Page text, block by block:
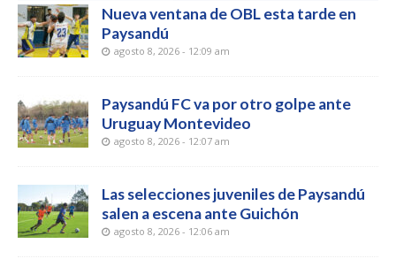
Nueva ventana de OBL esta tarde en
Paysandú
agosto 8, 2026 - 12:09 am
Paysandú FC va por otro golpe ante
Uruguay Montevideo
agosto 8, 2026 - 12:07 am
Las selecciones juveniles de Paysandú
salen a escena ante Guichón
agosto 8, 2026 - 12:06 am